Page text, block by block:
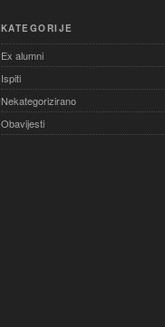
KATEGORIJE
Ex alumni
Ispiti
Nekategorizirano
Obavijesti